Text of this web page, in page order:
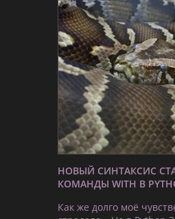
НОВЫЙ СИНТАКСИС
КОМАНДЫ WITH В
Как же долго моё